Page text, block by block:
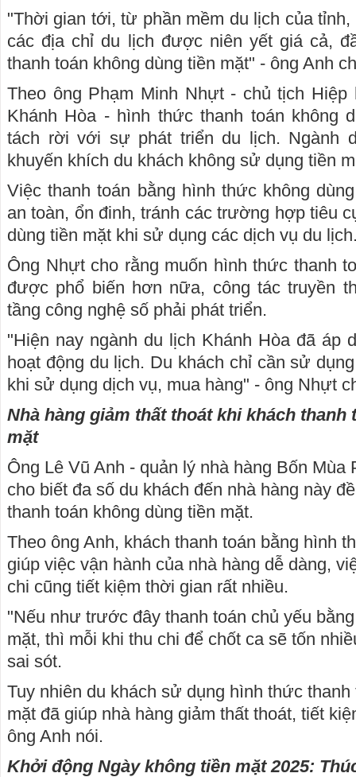
"Thời gian tới, từ phần mềm du lịch của
các địa chỉ du lịch được niên yết giá cả,
thanh toán không dùng tiền mặt" - ông Anh
Theo ông Phạm Minh Nhựt - chủ tịch Hiệp
Khánh Hòa - hình thức thanh toán không
tách rời với sự phát triển du lịch. Ngành
khuyến khích du khách không sử dụng tiền
Việc thanh toán bằng hình thức không
an toàn, ổn đinh, tránh các trường hợp tiêu
dùng tiền mặt khi sử dụng các dịch vụ du
Ông Nhựt cho rằng muốn hình thức thanh
được phổ biến hơn nữa, công tác truyền
tầng công nghệ số phải phát triển.
"Hiện nay ngành du lịch Khánh Hòa đã áp
hoạt động du lịch. Du khách chỉ cần sử
khi sử dụng dịch vụ, mua hàng" - ông Nhựt
Nhà hàng giảm thất thoát khi khách thanh
mặt
Ông Lê Vũ Anh - quản lý nhà hàng Bốn Mùa
cho biết đa số du khách đến nhà hàng này
thanh toán không dùng tiền mặt.
Theo ông Anh, khách thanh toán bằng hình
giúp việc vận hành của nhà hàng dễ dàng,
chi cũng tiết kiệm thời gian rất nhiều.
"Nếu như trước đây thanh toán chủ yếu
mặt, thì mỗi khi thu chi để chốt ca sẽ tốn
sai sót.
Tuy nhiên du khách sử dụng hình thức
mặt đã giúp nhà hàng giảm thất thoát, tiết
ông Anh nói.
Khởi động Ngày không tiền mặt 2025: